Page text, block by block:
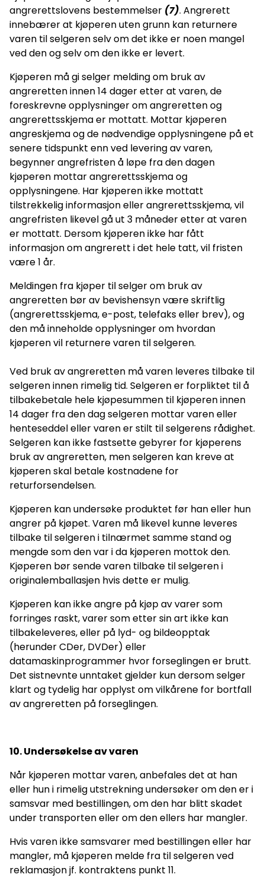
angrerettslovens bestemmelser (7). Angrerett
innebærer at kjøperen uten grunn kan returnere
varen til selgeren selv om det ikke er noen mangel
ved den og selv om den ikke er levert.
Kjøperen må gi selger melding om bruk av
angreretten innen 14 dager etter at varen, de
foreskrevne opplysninger om angreretten og
angrerettsskjema er mottatt. Mottar kjøperen
angreskjema og de nødvendige opplysningene på et
senere tidspunkt enn ved levering av varen,
begynner angrefristen å løpe fra den dagen
kjøperen mottar angrerettsskjema og
opplysningene. Har kjøperen ikke mottatt
tilstrekkelig informasjon eller angrerettsskjema, vil
angrefristen likevel gå ut 3 måneder etter at varen
er mottatt. Dersom kjøperen ikke har fått
informasjon om angrerett i det hele tatt, vil fristen
være 1 år.
Meldingen fra kjøper til selger om bruk av
angreretten bør av bevishensyn være skriftlig
(angrerettsskjema, e-post, telefaks eller brev), og
den må inneholde opplysninger om hvordan
kjøperen vil returnere varen til selgeren.
Ved bruk av angreretten må varen leveres tilbake til
selgeren innen rimelig tid. Selgeren er forpliktet til å
tilbakebetale hele kjøpesummen til kjøperen innen
14 dager fra den dag selgeren mottar varen eller
henteseddel eller varen er stilt til selgerens rådighet.
Selgeren kan ikke fastsette gebyrer for kjøperens
bruk av angreretten, men selgeren kan kreve at
kjøperen skal betale kostnadene for
returforsendelsen.
Kjøperen kan undersøke produktet før han eller hun
angrer på kjøpet. Varen må likevel kunne leveres
tilbake til selgeren i tilnærmet samme stand og
mengde som den var i da kjøperen mottok den.
Kjøperen bør sende varen tilbake til selgeren i
originalemballasjen hvis dette er mulig.
Kjøperen kan ikke angre på kjøp av varer som
forringes raskt, varer som etter sin art ikke kan
tilbakeleveres, eller på lyd- og bildeopptak
(herunder CDer, DVDer) eller
datamaskinprogrammer hvor forseglingen er brutt.
Det sistnevnte unntaket gjelder kun dersom selger
klart og tydelig har opplyst om vilkårene for bortfall
av angreretten på forseglingen.
10. Undersøkelse av varen
Når kjøperen mottar varen, anbefales det at han
eller hun i rimelig utstrekning undersøker om den er i
samsvar med bestillingen, om den har blitt skadet
under transporten eller om den ellers har mangler.
Hvis varen ikke samsvarer med bestillingen eller har
mangler, må kjøperen melde fra til selgeren ved
reklamasjon jf. kontraktens punkt 11.